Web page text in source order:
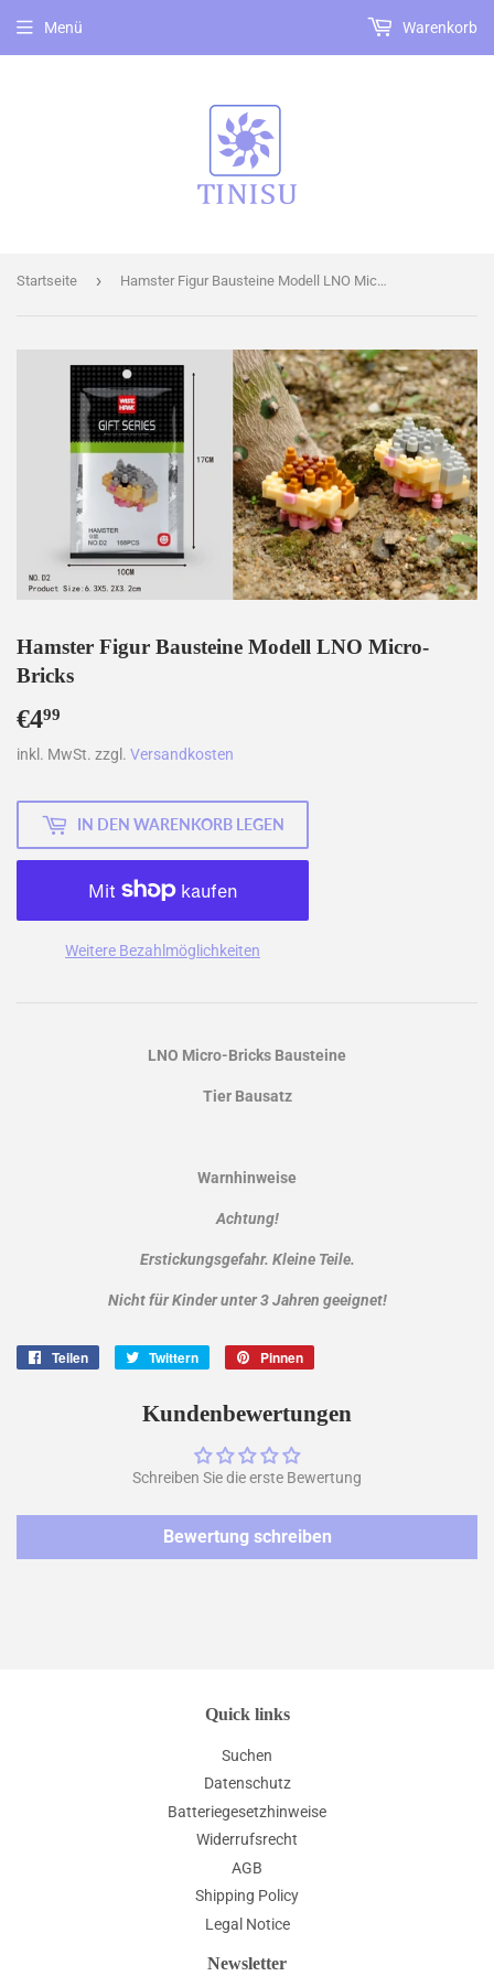
Menü Warenkorb
Startseite › Hamster Figur Bausteine Modell LNO Micro-Bricks
Hamster Figur Bausteine Modell LNO Micro-
Bricks
€499
inkl. MwSt. zzgl. Versandkosten
IN DEN WARENKORB LEGEN
Weitere Bezahlmöglichkeiten
LNO Micro-Bricks Bausteine
Tier Bausatz
Warnhinweise
Achtung!
Erstickungsgefahr. Kleine Teile.
Nicht für Kinder unter 3 Jahren geeignet!
Teilen Twittern
twittern
Pinnen
pinnen
Kundenbewertungen
Schreiben Sie die erste Bewertung
Bewertung schreiben
Quick links
Suchen
Datenschutz
Batteriegesetzhinweise
Widerrufsrecht
AGB
Shipping Policy
Legal Notice
Newsletter